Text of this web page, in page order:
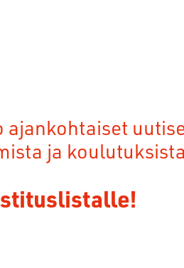
ajankohtaiset
ja